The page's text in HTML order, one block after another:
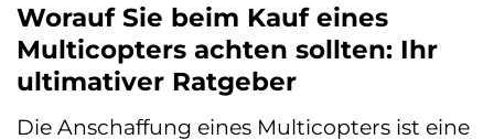
Worauf Sie beim Kauf eines
Multicopters achten sollten: Ihr
ultimativer Ratgeber
Die Anschaffung eines Multicopters ist eine